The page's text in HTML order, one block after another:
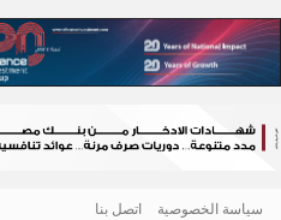
سياسة الخصوصية اتصل بنا